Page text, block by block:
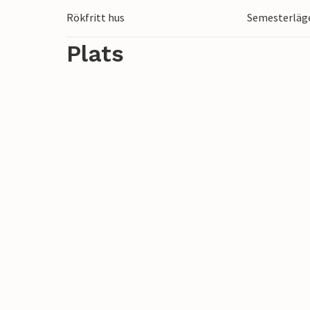
Usedom. De har breda sandstränder,
strandpromenad som leder till
strandstoluthyrning, tennisbanor och ett
Rökfritt hus
Plats